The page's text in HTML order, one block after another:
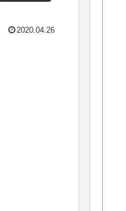
2020.04.26